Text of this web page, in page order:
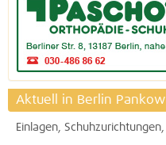
Aktuell in Berlin Pankow